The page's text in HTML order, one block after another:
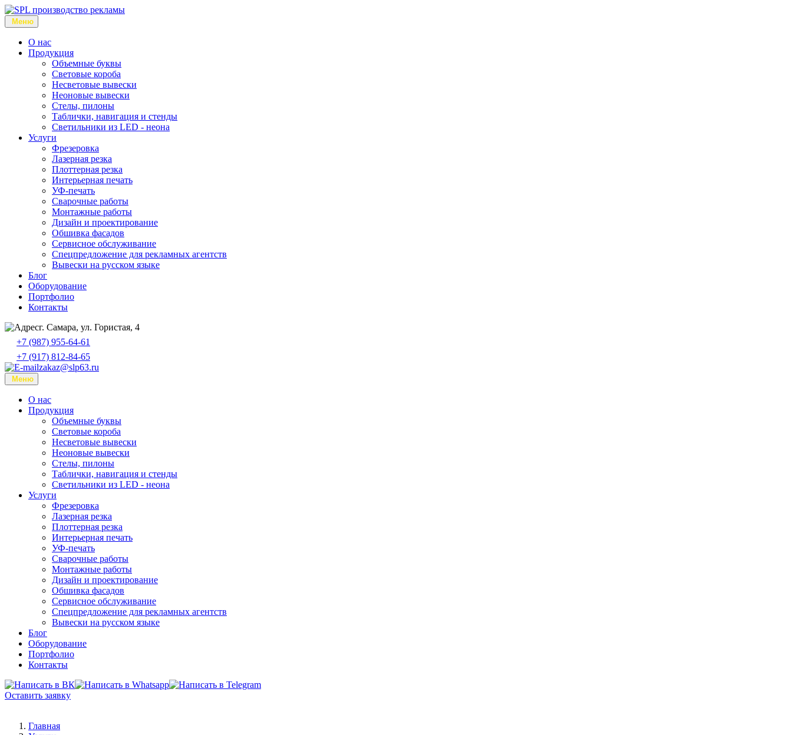
Меню
О нас
Продукция
Объемные буквы
Световые короба
Несветовые вывески
Неоновые вывески
Стелы, пилоны
Таблички, навигация и стенды
Светильники из LED - неона
Услуги
Фрезеровка
Лазерная резка
Плоттерная резка
Интерьерная печать
УФ-печать
Сварочные работы
Монтажные работы
Дизайн и проектирование
Обшивка фасадов
Сервисное обслуживание
Спецпредложение для рекламных агентств
Вывески на русском языке
Блог
Оборудование
Портфолио
Контакты
г. Самара, ул. Гористая, 4
+7 (987) 955-64-61
+7 (917) 812-84-65
zakaz@slp63.ru
Меню
О нас
Продукция
Объемные буквы
Световые короба
Несветовые вывески
Неоновые вывески
Стелы, пилоны
Таблички, навигация и стенды
Светильники из LED - неона
Услуги
Фрезеровка
Лазерная резка
Плоттерная резка
Интерьерная печать
УФ-печать
Сварочные работы
Монтажные работы
Дизайн и проектирование
Обшивка фасадов
Сервисное обслуживание
Спецпредложение для рекламных агентств
Вывески на русском языке
Блог
Оборудование
Портфолио
Контакты
Оставить заявку
Главная